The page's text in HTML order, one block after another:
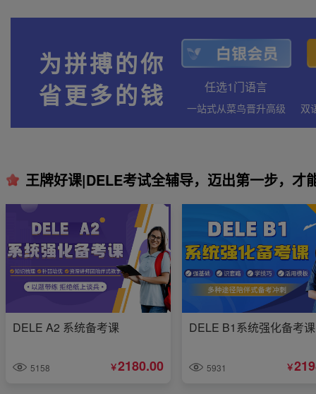
为拼搏的你
省更多的钱
任选1门语言
一站式从菜鸟晋升高级
王牌好课|DELE考试全辅导，迈出第一步，才
DELE A2 系统备考课
5158 ￥2180.00
DELE B1系统强化备考课
5931 ￥